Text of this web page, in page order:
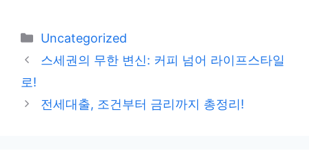
카
테
Uncategorized
스세권의 무한 변신: 커피 넘어 라이프스타일
로!
전세대출, 조건부터 금리까지 총정리!